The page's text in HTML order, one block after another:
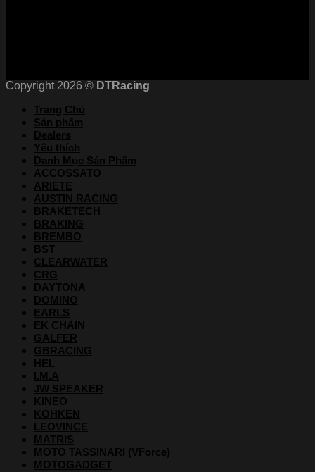
Copyright 2026 © DTRacing
Trang Chủ
Sản phẩm
Dealers
Yêu thích
Danh Mục Sản Phẩm
ACCOSSATO
ARIETE
AUSTIN RACING
BRAKETECH
BRAKING
BREMBO
BST
CLEARWATER
CRG
DAYTONA
DOMINO
EARLS
EK CHAIN
GALFER
GBRACING
HEL
I.M.A
JW SPEAKER
KINEO
KOHKEN
LEOVINCE
MATRIS
MOTO TASSINARI (VForce)
MOTOGADGET